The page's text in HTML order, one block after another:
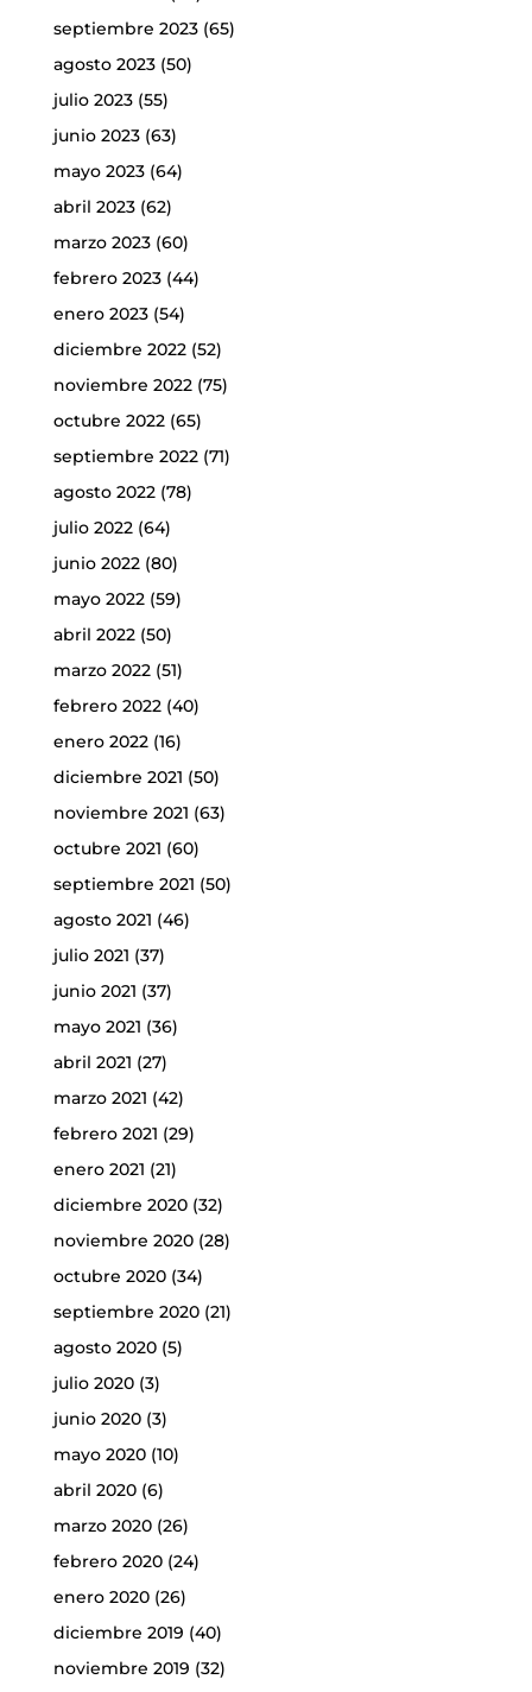
septiembre 2023(65)
agosto 2023(50)
julio 2023(55)
junio 2023(63)
mayo 2023(64)
abril 2023(62)
marzo 2023(60)
febrero 2023(44)
enero 2023(54)
diciembre 2022(52)
noviembre 2022(75)
octubre 2022(65)
septiembre 2022(71)
agosto 2022(78)
julio 2022(64)
junio 2022(80)
mayo 2022(59)
abril 2022(50)
marzo 2022(51)
febrero 2022(40)
enero 2022(16)
diciembre 2021 (50)
noviembre 2021 (63)
octubre 2021 (60)
septiembre 2021 (50)
agosto 2021 (46)
julio 2021 (37)
junio 2021 (37)
mayo 2021 (36)
abril 2021 (27)
marzo 2021 (42)
febrero 2021 (29)
enero 2021 (21)
diciembre 2020(32)
noviembre 2020(28)
octubre 2020(34)
septiembre 2020(21)
agosto 2020(5)
julio 2020(3)
junio 2020(3)
mayo 2020(10)
abril 2020(6)
marzo 2020(26)
febrero 2020(24)
enero 2020(26)
diciembre 2019 (40)
noviembre 2019 (32)